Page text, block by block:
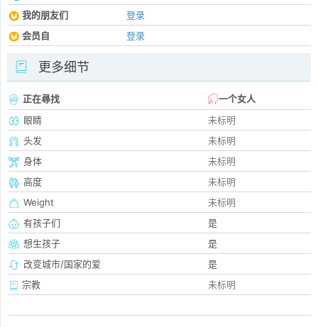
我的朋友们
登录
会员自
登录
更多细节
正在尋找
一个女人
眼睛
未标明
头发
未标明
身体
未标明
高度
未标明
Weight
未标明
有孩子们
是
想生孩子
是
改变城市/国家的爱
是
宗教
未标明